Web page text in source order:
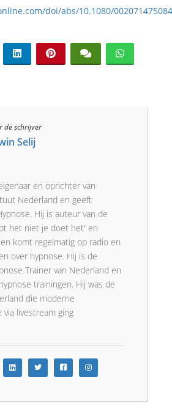
doi/abs/10.1080/
de schrijver
Selij
en oprichter van
Nederland en geeft
Hij is auteur van de
het niet je doet het' en
en komt regelmatig op radio en
over hypnose. Hij is de
Trainer van Nederland en
trainingen. Hij was de
die moderne
via livestream ging